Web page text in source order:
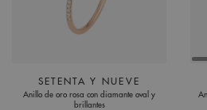
SETENTA Y NUEVE
Anillo de oro rosa con diamante oval y
brillantes